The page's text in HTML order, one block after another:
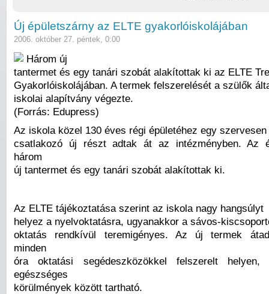
Új épületszárny az ELTE gyakorlóiskolájában
2006. október 27. péntek, 0:00
Három új
tantermet és egy tanári szobát alakítottak ki az ELTE
Gyakorlóiskolájában. A termek felszerelését a szülők
iskolai alapítvány végezte.
(Forrás: Edupress)
Az iskola közel 130 éves régi épületéhez egy szervesen
csatlakozó új részt adtak át az intézményben. Az
három
új tantermet és egy tanári szobát alakítottak ki.
Az ELTE tájékoztatása szerint az iskola nagy hangsúlyt
helyez a nyelvoktatásra, ugyanakkor a sávos-
oktatás rendkívül teremigényes. Az új termek
minden
óra oktatási segédeszközökkel felszerelt helyen,
egészséges
körülmények között tartható.